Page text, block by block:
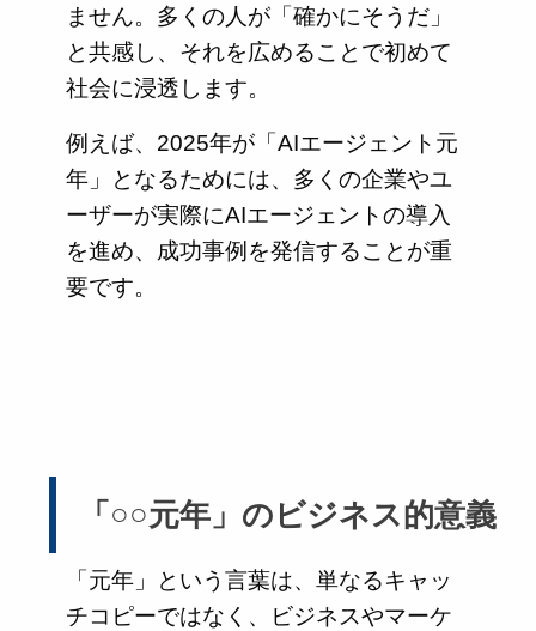
ません。多くの人が「確かにそうだ」
と共感し、それを広めることで初めて
社会に浸透します。
例えば、2025年が「AIエージェント元
年」となるためには、多くの企業やユ
ーザーが実際にAIエージェントの導入
を進め、成功事例を発信することが重
要です。
「○○元年」のビジネス的意義
「元年」という言葉は、単なるキャッ
チコピーではなく、ビジネスやマーケ